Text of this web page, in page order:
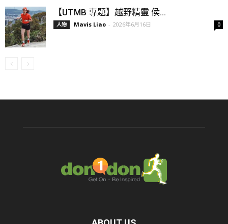
【UTMB 專題】越野精靈 侯...
人物 Mavis Liao - 2026年6月16日 0